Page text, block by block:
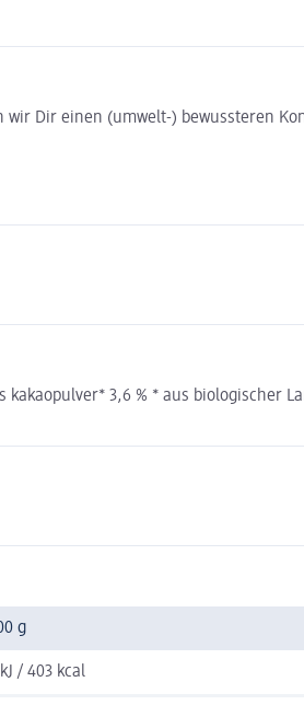
Dir einen (umwelt-) bewussteren
3,6 % * aus biologischer
g
/ 403 kcal